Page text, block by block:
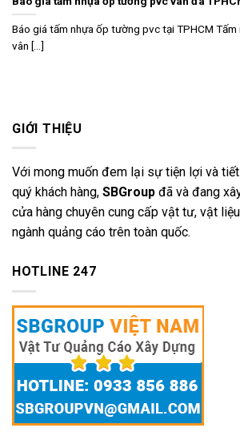
GIỚI THIỆU
Với mong muốn đem lại sự tiện lợi và
quý khách hàng, SBGroup đã và đang
cửa hàng chuyên cung cấp vật tư, vật
ngành quảng cáo trên toàn quốc.
HOTLINE 247
Báo giá tấm nhựa ốp tường pvc tại TPHCM
vân [...]